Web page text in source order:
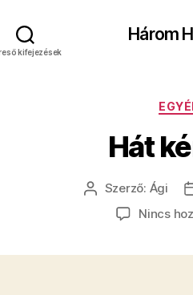
kifejezések
Három
Hát
Bejegyzés
szerzője
Szerző: Ági
Nincs